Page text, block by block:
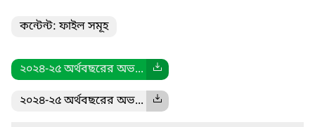
কন্টেন্ট: ফাইল সমূহ
২০২৪-২৫ অর্থবছরের অভ...
২০২৪-২৫ অর্থবছরের অভ...